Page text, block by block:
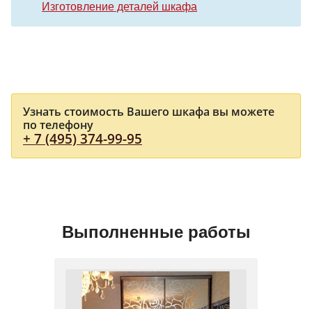
Изготовление деталей шкафа
Узнать стоимость Вашего шкафа вы можете
по телефону
+ 7 (495) 374-99-95
Выполненные работы